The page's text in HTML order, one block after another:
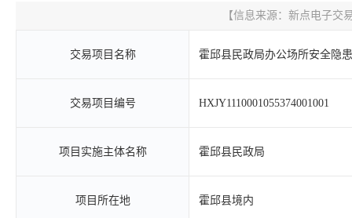
【信息来源： 新点电子交
交易项目名称 霍邱县民政局办公场所安全隐
交易项目编号 HXJY1110001055374001001
项目实施主体名称 霍邱县民政局
项目所在地 霍邱县境内